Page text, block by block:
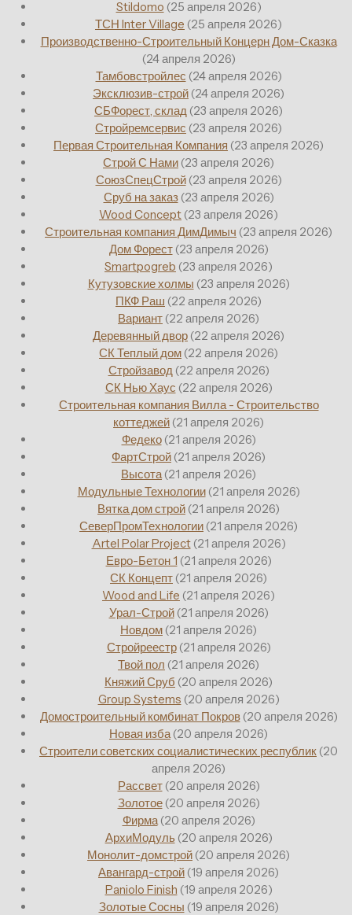
Stildomo (25 апреля 2026)
ТСН Inter Village (25 апреля 2026)
Производственно-Строительный Концерн Дом-Сказка
(24 апреля 2026)
Тамбовстройлес (24 апреля 2026)
Эксклюзив-строй (24 апреля 2026)
СБФорест, склад (23 апреля 2026)
Стройремсервис (23 апреля 2026)
Первая Строительная Компания (23 апреля 2026)
Строй С Нами (23 апреля 2026)
СоюзСпецСтрой (23 апреля 2026)
Сруб на заказ (23 апреля 2026)
Wood Concept (23 апреля 2026)
Строительная компания ДимДимыч (23 апреля 2026)
Дом Форест (23 апреля 2026)
Smartpogreb (23 апреля 2026)
Кутузовские холмы (23 апреля 2026)
ПКФ Раш (22 апреля 2026)
Вариант (22 апреля 2026)
Деревянный двор (22 апреля 2026)
СК Теплый дом (22 апреля 2026)
Стройзавод (22 апреля 2026)
СК Нью Хаус (22 апреля 2026)
Строительная компания Вилла - Строительство
коттеджей (21 апреля 2026)
Федеко (21 апреля 2026)
ФартСтрой (21 апреля 2026)
Высота (21 апреля 2026)
Модульные Технологии (21 апреля 2026)
Вятка дом строй (21 апреля 2026)
СеверПромТехнологии (21 апреля 2026)
Artel Polar Project (21 апреля 2026)
Евро-Бетон 1 (21 апреля 2026)
СК Концепт (21 апреля 2026)
Wood and Life (21 апреля 2026)
Урал-Строй (21 апреля 2026)
Новдом (21 апреля 2026)
Стройреестр (21 апреля 2026)
Твой пол (21 апреля 2026)
Княжий Сруб (20 апреля 2026)
Group Systems (20 апреля 2026)
Домостроительный комбинат Покров (20 апреля 2026)
Новая изба (20 апреля 2026)
Строители советских социалистических республик (20
апреля 2026)
Рассвет (20 апреля 2026)
Золотое (20 апреля 2026)
Фирма (20 апреля 2026)
АрхиМодуль (20 апреля 2026)
Монолит-домстрой (20 апреля 2026)
Авангард-строй (19 апреля 2026)
Paniolo Finish (19 апреля 2026)
Золотые Сосны (19 апреля 2026)